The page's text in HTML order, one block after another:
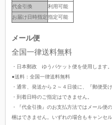
代金引換
利用可能
お届け日時指定指定可能
メール便
全国一律送料無料
・日本郵政 ゆうパケット便を使用します。
●送料：全国一律送料無料
・通常、発送から２～４日後に、『郵便受
・到着日時のご指定はできません。
・『代金引換』のお支払方法ではメール便
梱はできません。いずれの場合もキャンセ